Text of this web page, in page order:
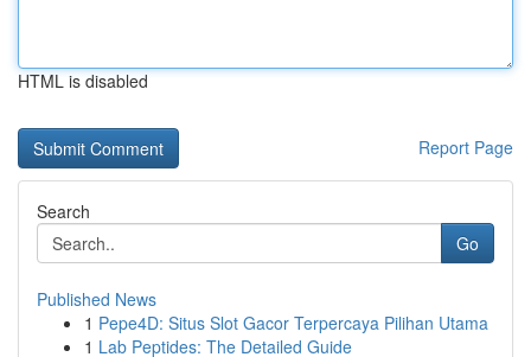
HTML is disabled
Report Page
Search
Go
Published News
1 Pepe4D: Situs Slot Gacor Terpercaya Pilihan Utama
1 Lab Peptides: The Detailed Guide